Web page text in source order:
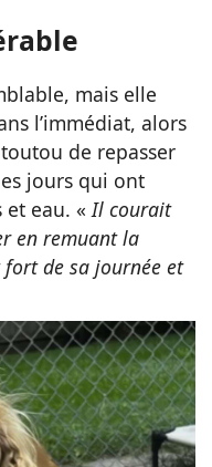
mais elle
l’immédiat, alors
de repasser
jours qui ont
eau. « Il courait
en remuant la
fort de sa journée et